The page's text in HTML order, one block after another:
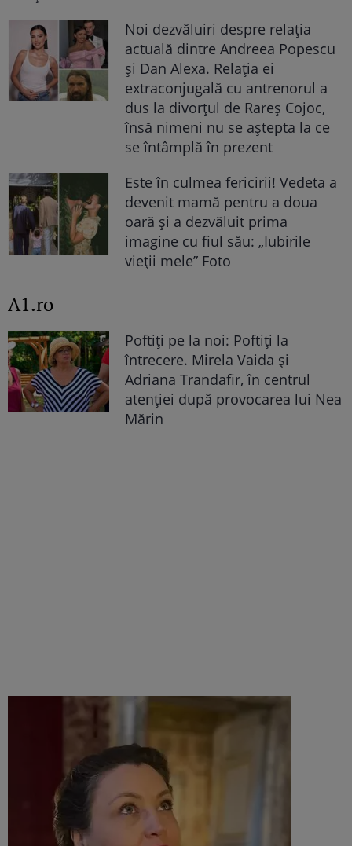
Noi dezvăluiri despre relația
actuală dintre Andreea Popescu
și Dan Alexa. Relația ei
extraconjugală cu antrenorul a
dus la divorțul de Rareș Cojoc,
însă nimeni nu se aștepta la ce
se întâmplă în prezent
Este în culmea fericirii! Vedeta a
devenit mamă pentru a doua
oară și a dezvăluit prima
imagine cu fiul său: „Iubirile
vieții mele” Foto
A1.ro
Poftiți pe la noi: Poftiți la
întrecere. Mirela Vaida și
Adriana Trandafir, în centrul
atenției după provocarea lui Nea
Mărin